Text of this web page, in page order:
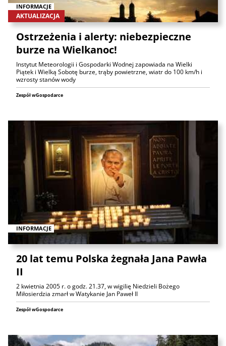
INFORMACJE
AKTUALIZACJA
Ostrzeżenia i alerty: niebezpieczne
burze na Wielkanoc!
Instytut Meteorologii i Gospodarki Wodnej zapowiada na Wielki
Piątek i Wielką Sobotę burze, trąby powietrzne, wiatr do 100 km/h i
wzrosty stanów wody
Zespół wGospodarce
INFORMACJE
20 lat temu Polska żegnała Jana Pawła
II
2 kwietnia 2005 r. o godz. 21.37, w wigilię Niedzieli Bożego
Miłosierdzia zmarł w Watykanie Jan Paweł II
Zespół wGospodarce